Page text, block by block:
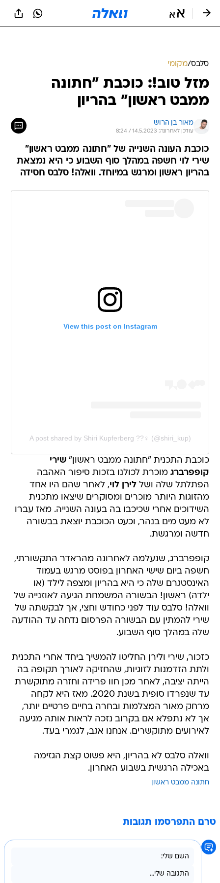
סלבס/מקומי
מזל טוב!: כוכבת "חתונה
ממבט ראשון" בהריון
מאור בן הרוש
עודכן לאחרונה: 14.5.2023 / 8:24
כוכבת העונה השנייה של "חתונה ממבט ראשון"
שירי לוי חשפה במהלך סוף השבוע כי היא נמצאת
בהריון ראשון ומרגש במיוחד. וואלה! סלבס חסידה
View this post on Instagram
A post shared by Shiri Kupferberg ??‍♀️ (@shiri_kup)
כוכבת התכנית "חתונה ממבט ראשון"שירי
קופפרברג מוכרת לכולנו בזכות סיפור האהבה
הפתלתל שלה ושללירן לוי, לאחר שהם היו אחד
מהזוגות היותר מוכרים ומסוקרים שיצאו מתכנית
השידוכים אחרי שכיכבו בה בעונה השנייה. מאז עברו
לא מעט מים בנהר, וכעט הכוכבת יוצאת בבשורה
חדשה ומרגשת.
קופפרברג, שנעלמה לאחרונה מהראדר התקשורתי,
חשפה ביום שישי האחרון בפוסט מרגש בעמוד
האינסטגרם שלה כי היא בהריון ומצפה לילד (או
ילדה) ראשון! הבשורה המשמחת הגיעה לאוזנייה של
וואלה! סלבס עוד לפני כחודש וחצי, אך לבקשתה של
שירי להמתין עם הבשורה הפרסום נדחה עד ההודעה
שלה במהלך סוף השבוע.
כזכור, שירי ולירן החליטו להמשיך ביחד אחרי התכנית
ולתת הזדמנות לזוגיות, שהחזיקה לאורך תקופה בה
הייתה יציבה, לאחר מכן חוו פרידה וחזרה מתוקשרת
עד שנפרדו סופית בשנת 2020. מאז היא לקחה
מרחק מאור המצלמות ובחרה בחיים פרטיים יותר,
אך לא נתפלא אם בקרוב נזכה לראות אותה מגיעה
לאירועים מתוקשרים. אנחנו אגב, לגמרי בעד.
וואלה סלבס לא בהריון, היא פשוט קצת הגזימה
באכילה הרגשית בשבוע האחרון.
חתונה ממבט ראשון
טרם התפרסמו תגובות